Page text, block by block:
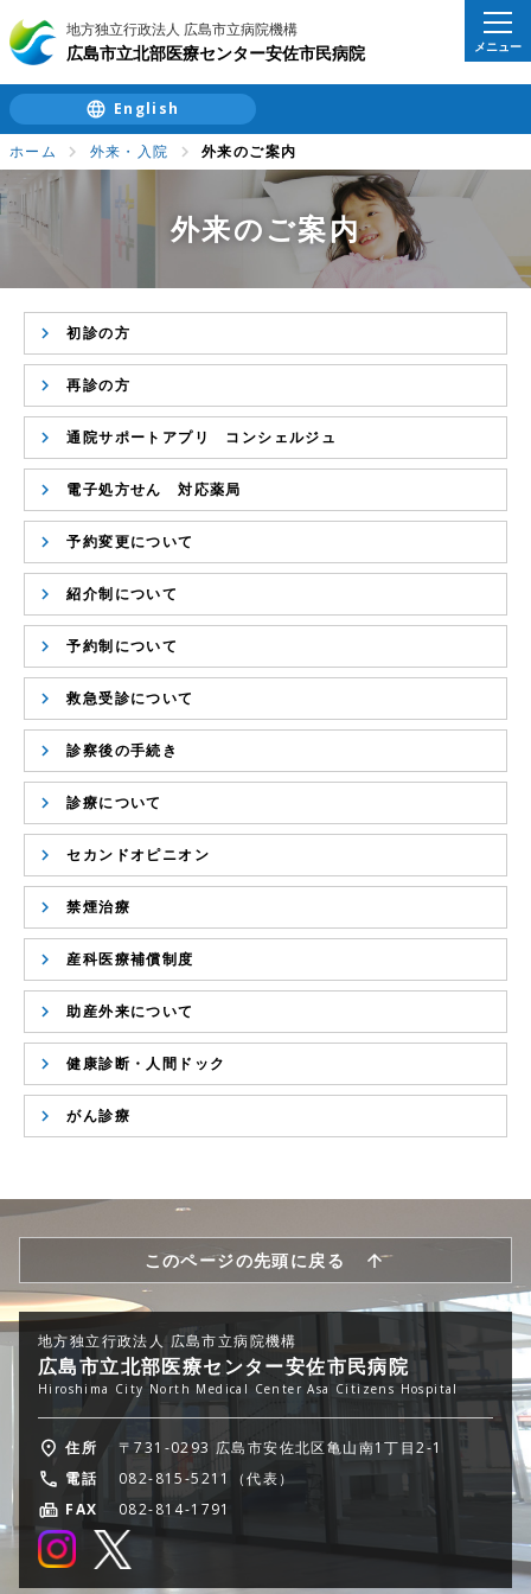
地方独立行政法人 広島市立病院機構
広島市立北部医療センター安佐市民病院 メニュー
English
ホーム 外来・入院 外来のご案内
外来のご案内
初診の方
再診の方
通院サポートアプリ コンシェルジュ
電子処方せん 対応薬局
予約変更について
紹介制について
予約制について
救急受診について
診察後の手続き
診療について
セカンドオピニオン
禁煙治療
産科医療補償制度
助産外来について
健康診断・人間ドック
がん診療
このページの先頭に戻る
地方独立行政法人 広島市立病院機構
広島市立北部医療センター安佐市民病院
Hiroshima City North Medical Center Asa Citizens Hospital
住所
〒731-0293 広島市安佐北区亀山南1丁目2-1
電話
082-815-5211（代表）
FAX
082-814-1791